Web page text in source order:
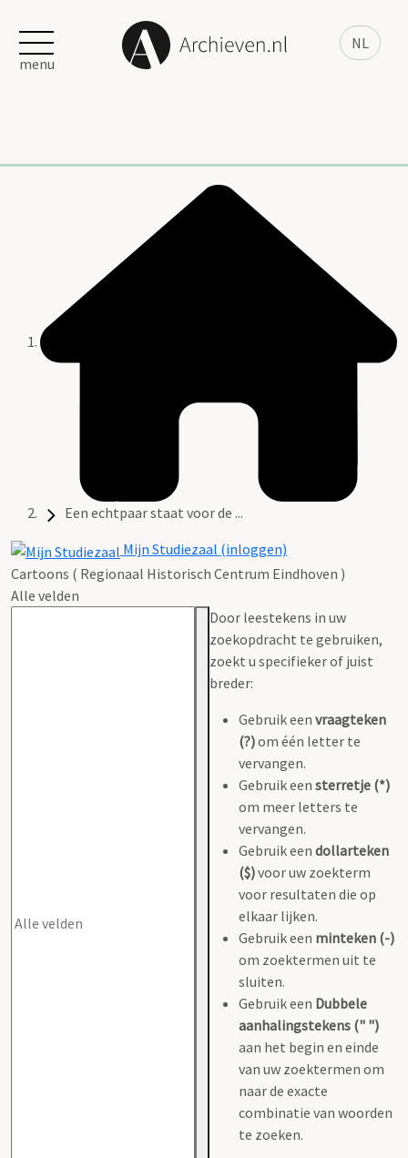
NL
menu
Een echtpaar staat voor de ...
Mijn Studiezaal (inloggen)
Cartoons ( Regionaal Historisch Centrum Eindhoven )
Alle velden
Door leestekens in uw
zoekopdracht te gebruiken,
zoekt u specifieker of juist
breder:
Gebruik een vraagteken
(?)om één letter te
vervangen.
Gebruik een sterretje (*)
om meer letters te
vervangen.
Gebruik een dollarteken
($)voor uw zoekterm
voor resultaten die op
elkaar lijken.
Gebruik een minteken (-)
om zoektermen uit te
sluiten.
Gebruik een Dubbele
aanhalingstekens (" ")
aan het begin en einde
van uw zoektermen om
naar de exacte
combinatie van woorden
te zoeken.